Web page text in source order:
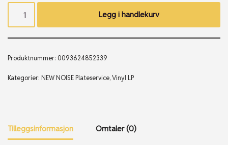
Legg i handlekurv
Produktnummer: 0093624852339
Kategorier: NEW NOISE Plateservice,Vinyl LP
Tilleggsinformasjon Omtaler (0)